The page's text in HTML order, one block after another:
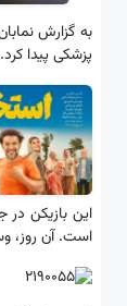
به گزارش
پزشکی پیدا
این بازیکن
است. آن روز،